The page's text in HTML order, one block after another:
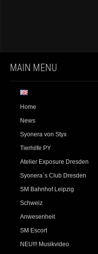
MAIN MENU
Home
News
Syonera von Styx
Tierhilfe PY
Atelier Exposure Dresden
Syonera`s Club Dresden
SM Bahnhof Leipzig
Schweiz
Anwesenheit
SM Escort
NEU!!! Musikvideo